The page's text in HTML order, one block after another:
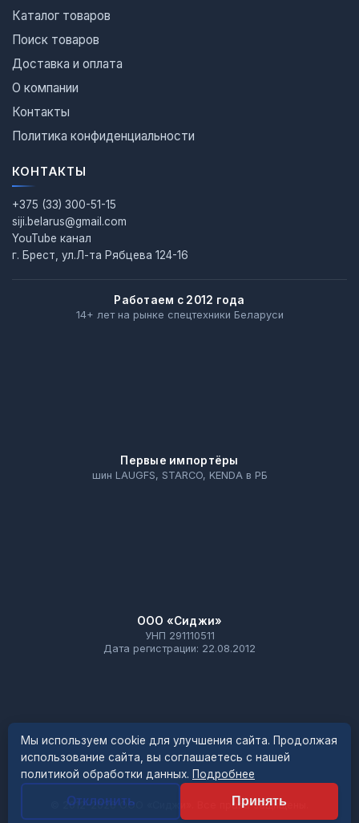
Мы используем cookie для улучшения сайта. Продолжая
использование сайта, вы соглашаетесь с нашей
политикой обработки данных. Подробнее
Отклонить Принять
Каталог товаров
Поиск товаров
Доставка и оплата
О компании
Контакты
Политика конфиденциальности
КОНТАКТЫ
+375 (33) 300-51-15
siji.belarus@gmail.com
YouTube канал
г. Брест, ул.Л-та Рябцева 124-16
Работаем с 2012 года
14+ лет на рынке спецтехники Беларуси
Первые импортёры
шин LAUGFS, STARCO, KENDA в РБ
ООО «Сиджи»
УНП 291110511
Дата регистрации: 22.08.2012
© 2012–2026 ООО «Сиджи». Все права защищены.